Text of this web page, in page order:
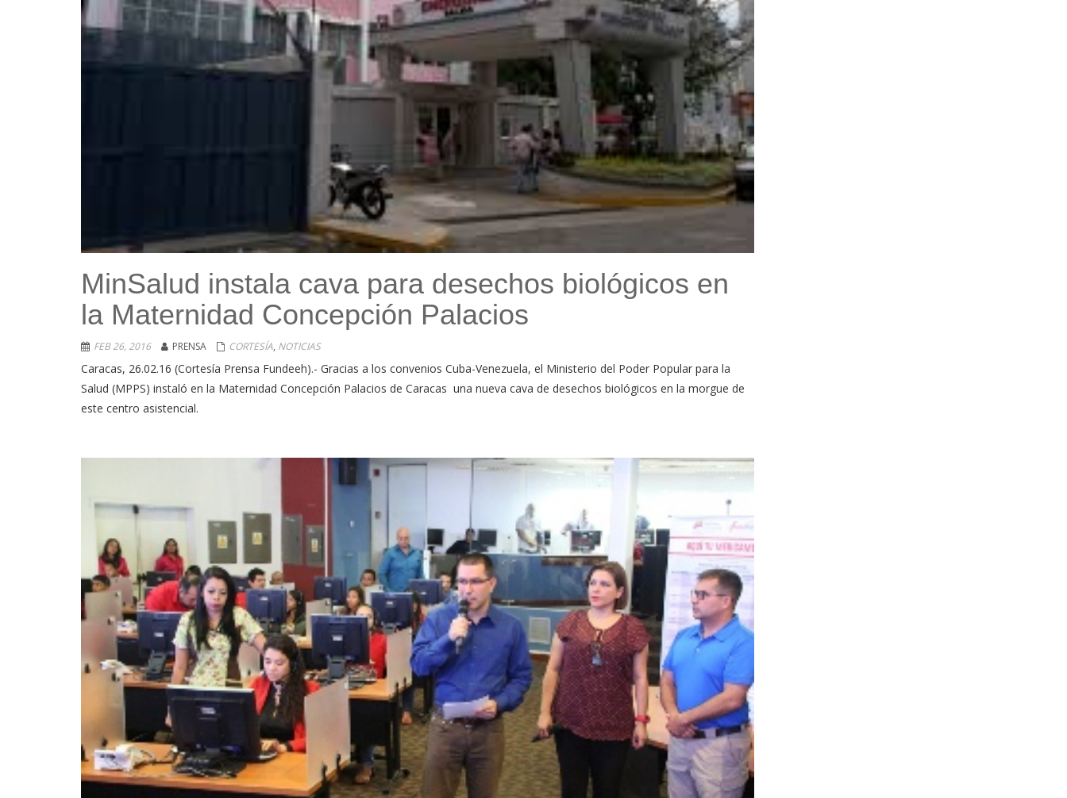
MinSalud instala cava para desechos biológicos en
la Maternidad Concepción Palacios
FEB 26, 2016 PRENSA CORTESÍA, NOTICIAS
Caracas, 26.02.16 (Cortesía Prensa Fundeeh).- Gracias a los convenios Cuba-Venezuela, el Ministerio del Poder Popular para la
Salud (MPPS) instaló en la Maternidad Concepción Palacios de Caracas una nueva cava de desechos biológicos en la morgue de
este centro asistencial.